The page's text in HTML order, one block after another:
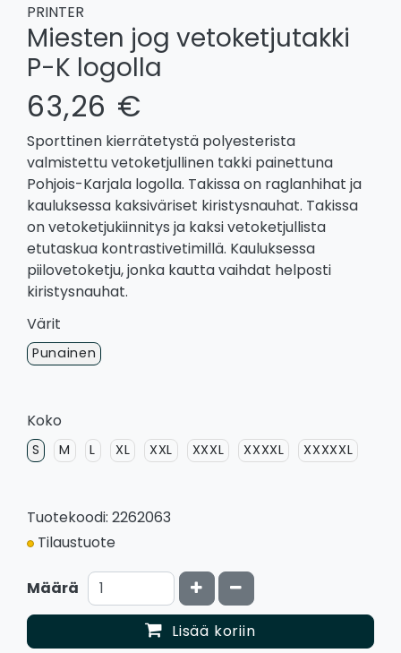
PRINTER
Miesten jog vetoketjutakki
P-K logolla
63,26 €
Sporttinen kierrätetystä polyesterista
valmistettu vetoketjullinen takki painettuna
Pohjois-Karjala logolla. Takissa on raglanhihat ja
kauluksessa kaksiväriset kiristysnauhat. Takissa
on vetoketjukiinnitys ja kaksi vetoketjullista
etutaskua kontrastivetimillä. Kauluksessa
piilovetoketju, jonka kautta vaihdat helposti
kiristysnauhat.
Värit
Punainen
Koko
S M L XL XXL XXXL XXXXL XXXXXL
Tuotekoodi: 2262063
Tilaustuote
Määrä Kasvata määrää
Vähennä määrää
Lisää koriin